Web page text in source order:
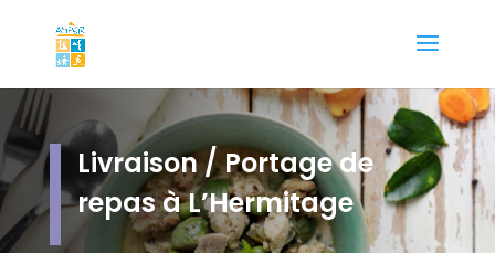
Livraison / Portage de
repas à L’Hermitage